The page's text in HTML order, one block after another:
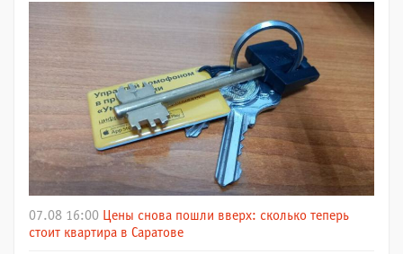
07.08 16:00 Цены снова пошли вверх: сколько теперь
стоит квартира в Саратове